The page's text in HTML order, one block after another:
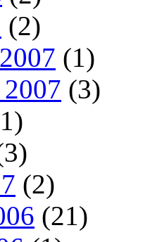
(2)
(1)
2007 (3)
(2)
(21)